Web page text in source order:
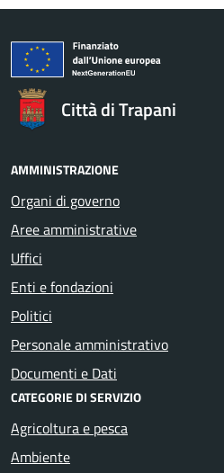
Città di Trapani
AMMINISTRAZIONE
Organi di governo
Aree amministrative
Uffici
Enti e fondazioni
Politici
Personale amministrativo
Documenti e Dati
CATEGORIE DI SERVIZIO
Agricoltura e pesca
Ambiente